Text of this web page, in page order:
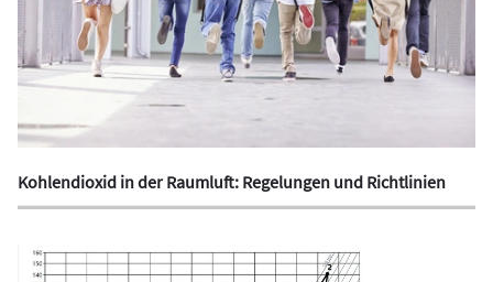
Kohlendioxid in der Raumluft: Regelungen und Richtlinien